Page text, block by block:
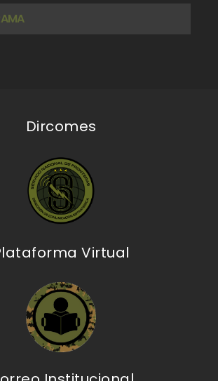
Dircomes
Virtual